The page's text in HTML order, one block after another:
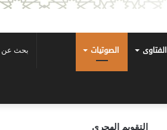
الفتاوى الصوتيات
التقويم الهجري